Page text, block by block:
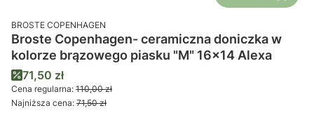
PRODUCENT
BROSTE COPENHAGEN
Broste Copenhagen- ceramiczna doniczka w
kolorze brązowego piasku "M" 16x14 Alexa
Cena promocyjna
71,50 zł
Cena regularna: 110,00 zł
Najniższa cena: 71,50 zł